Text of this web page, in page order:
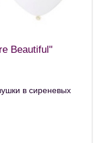
Beautiful"
в сиреневых